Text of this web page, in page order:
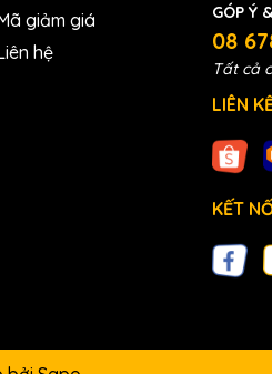
giảm giá
hệ
GÓP Ý
08
Tất cả
LIÊN
KẾT